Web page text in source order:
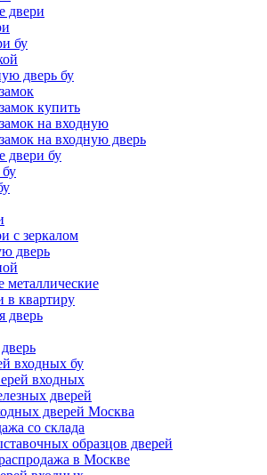
двери
бу
дверь бу
купить
на входную
на входную дверь
двери бу
с зеркалом
дверь
металлические
в квартиру
дверь
входных бу
входных
дверей
дверей Москва
со склада
образцов дверей
в Москве